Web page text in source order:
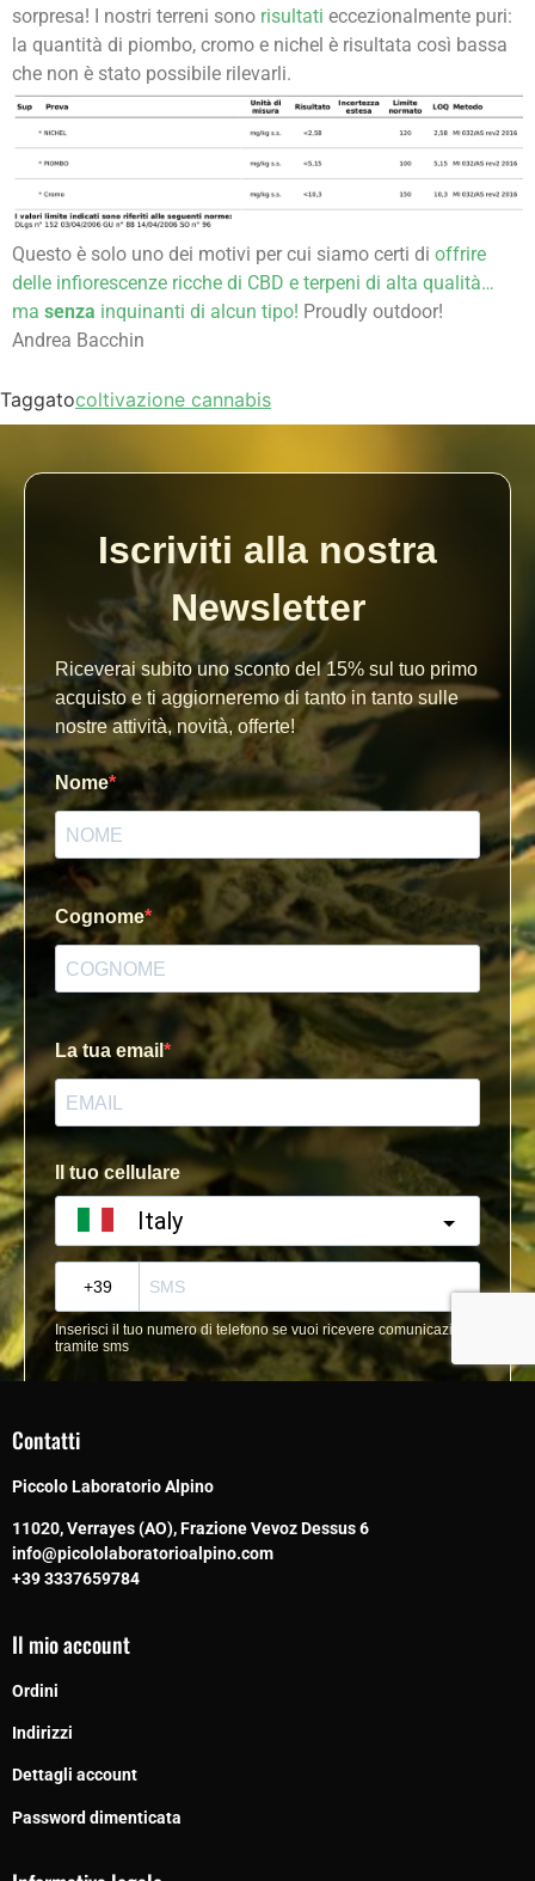
sorpresa! I nostri terreni sono risultati eccezionalmente puri:
la quantità di piombo, cromo e nichel è risultata così bassa
che non è stato possibile rilevarli.
Questo è solo uno dei motivi per cui siamo certi di offrire
delle infiorescenze ricche di CBD e terpeni di alta qualità…
ma senza inquinanti di alcun tipo! Proudly outdoor!
Andrea Bacchin
Taggatocoltivazione cannabis
Contatti
Piccolo Laboratorio Alpino
11020, Verrayes (AO), Frazione Vevoz Dessus 6
info@picololaboratorioalpino.com
+39 3337659784
Il mio account
Ordini
Indirizzi
Dettagli account
Password dimenticata